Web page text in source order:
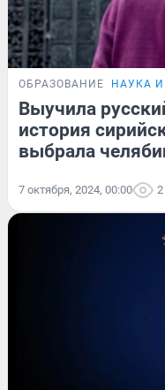
ОБРАЗОВАНИЕ НАУКА
Выучила
история
выбрала
7 октября, 2024, 00:00